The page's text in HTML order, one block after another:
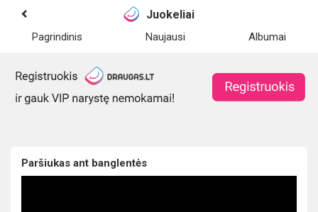
Juokeliai
Pagrindinis Naujausi Albumai
Paršiukas ant banglentės